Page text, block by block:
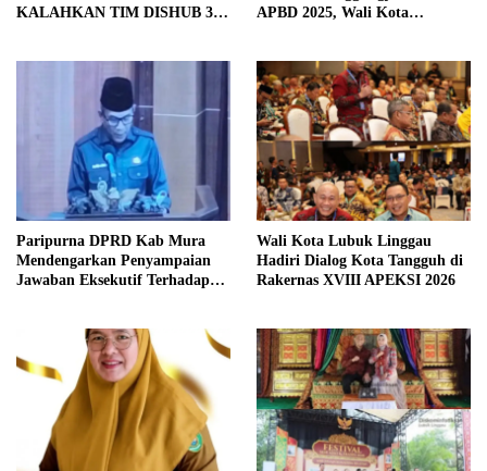
KALAHKAN TIM DISHUB 3-2
APBD 2025, Wali Kota
Paripurna DPRD Kab Mura
Mendengarkan Penyampaian
Jawaban Eksekutif Terhadap
Kabupaten Musi Rawas Tahun
Anggaran 2025.
Wali Kota Lubuk Linggau
Hadiri Dialog Kota Tangguh di
Rakernas XVIII APEKSI 2026